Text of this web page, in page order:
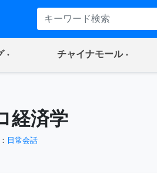
(current) チャイナモール(current)
経済学
日常会話